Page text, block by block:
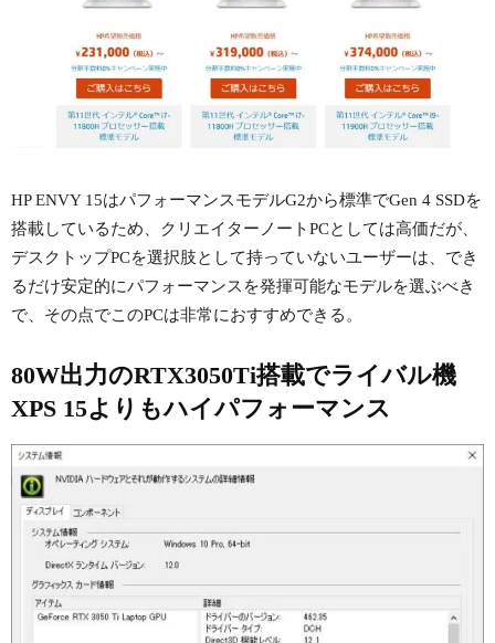
HP ENVY 15はパフォーマンスモデルG2から標準でGen 4 SSDを
搭載しているため、クリエイターノートPCとしては高価だが、
デスクトップPCを選択肢として持っていないユーザーは、でき
るだけ安定的にパフォーマンスを発揮可能なモデルを選ぶべき
で、その点でこのPCは非常におすすめできる。
80W出力のRTX3050Ti搭載でライバル機
XPS 15よりもハイパフォーマンス